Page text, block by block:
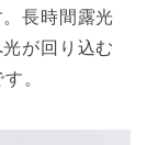
長時間露光
が回り込む
。